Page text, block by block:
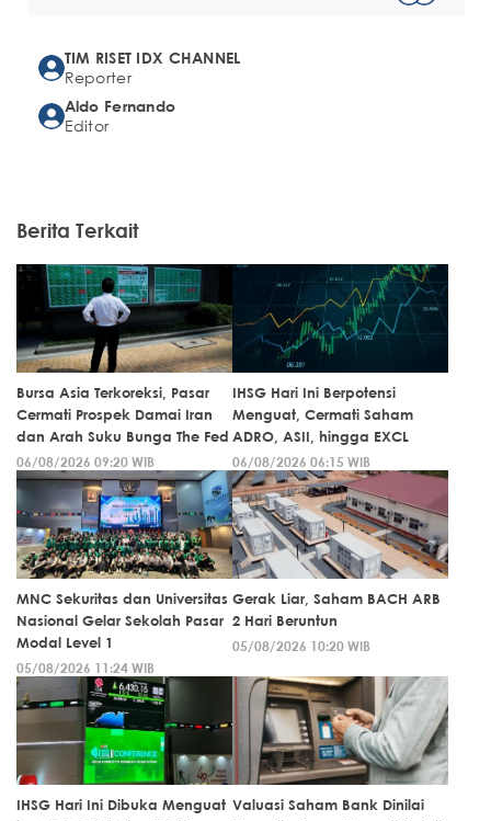
TIM RISET IDX CHANNEL
Reporter
Aldo Fernando
Editor
Berita Terkait
Bursa Asia Terkoreksi, Pasar
Cermati Prospek Damai Iran
dan Arah Suku Bunga The Fed
06/08/2026 09:20 WIB
IHSG Hari Ini Berpotensi
Menguat, Cermati Saham
ADRO, ASII, hingga EXCL
06/08/2026 06:15 WIB
MNC Sekuritas dan Universitas
Nasional Gelar Sekolah Pasar
Modal Level 1
05/08/2026 11:24 WIB
Gerak Liar, Saham BACH ARB
2 Hari Beruntun
05/08/2026 10:20 WIB
IHSG Hari Ini Dibuka Menguat Valuasi Saham Bank Dinilai